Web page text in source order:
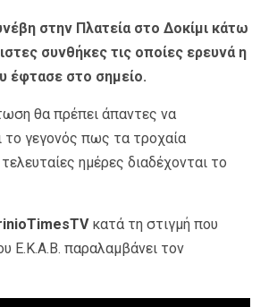
στην Πλατεία στο Δοκίμι κάτω
συνθήκες τις οποίες ερευνά η
έφτασε στο σημείο.
θα πρέπει άπαντες να
το γεγονός πως τα τροχαία
ημέρες διαδέχονται το
κατά τη στιγμή που
Ε.Κ.Α.Β. παραλαμβάνει τον